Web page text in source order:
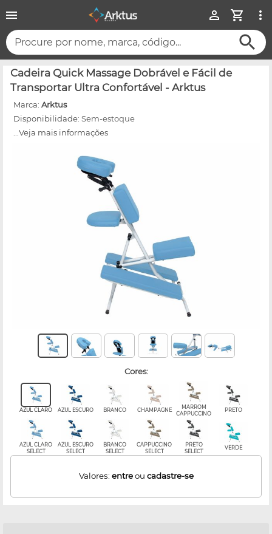
Procure por nome, marca, código...
Cadeira Quick Massage Dobrável e Fácil de
Transportar Ultra Confortável - Arktus
Marca: Arktus
Disponibilidade: Sem-estoque
...Veja mais informações
cores:
AZUL CLARO AZUL ESCURO BRANCO CHAMPAGNE
MARROM
CAPPUCCINO
PRETO
AZUL CLARO
SELECT
AZUL ESCURO
SELECT
BRANCO
SELECT
CAPPUCCINO
SELECT
PRETO
SELECT
VERDE
Valores: entreou cadastre-se